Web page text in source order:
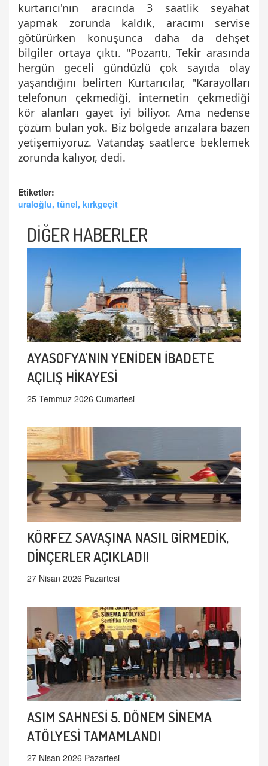
kurtarıcı'nın aracında 3 saatlik seyahat
yapmak zorunda kaldık, aracımı servise
götürürken konuşunca daha da dehşet
bilgiler ortaya çıktı. "Pozantı, Tekir arasında
hergün geceli gündüzlü çok sayıda olay
yaşandığını belirten Kurtarıcılar, "Karayolları
telefonun çekmediği, internetin çekmediği
kör alanları gayet iyi biliyor. Ama nedense
çözüm bulan yok. Biz bölgede arızalara bazen
yetişemiyoruz. Vatandaş saatlerce beklemek
zorunda kalıyor, dedi.
Etiketler:
uraloğlu, tünel, kırkgeçit
DİĞER HABERLER
AYASOFYA'NIN YENİDEN İBADETE
AÇILIŞ HİKAYESİ
25 Temmuz 2026 Cumartesi
KÖRFEZ SAVAŞINA NASIL GİRMEDİK,
DİNÇERLER AÇIKLADI!
27 Nisan 2026 Pazartesi
ASIM SAHNESİ 5. DÖNEM SİNEMA
ATÖLYESİ TAMAMLANDI
27 Nisan 2026 Pazartesi